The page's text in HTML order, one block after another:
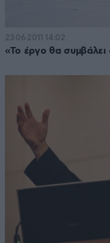
23·06·2011 14:02
«Το έργο θα συμβάλει